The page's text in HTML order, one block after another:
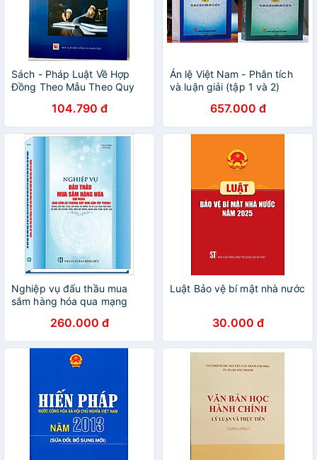
Sách - Pháp Luật Về Hợp
Đồng Theo Mẫu Theo Quy
104.790 đ
Án lệ Việt Nam - Phân tích
và luận giải (tập 1 và 2)
657.000 đ
Nghiệp vụ đấu thầu mua
sắm hàng hóa qua mạng
mua sắm tập trung)
260.000 đ
Luật Bảo vệ bí mật nhà nước
30.000 đ